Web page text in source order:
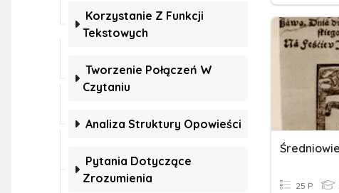
Korzystanie Z Funkcji
Tekstowych
Tworzenie Połączeń W
Czytaniu
Analiza Struktury Opowieści
Pytania Dotyczące
Zrozumienia
25 P